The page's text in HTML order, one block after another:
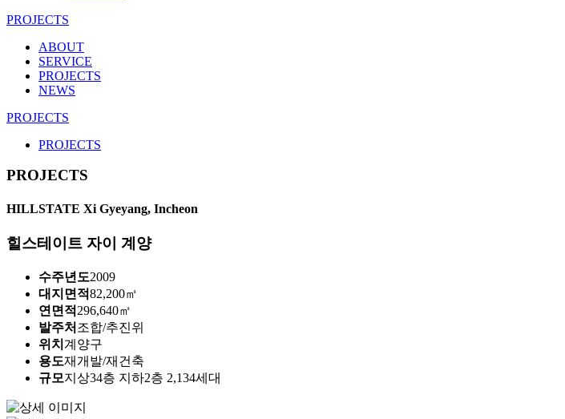
PROJECTS
ABOUT
SERVICE
PROJECTS
NEWS
PROJECTS
PROJECTS
PROJECTS
HILLSTATE Xi Gyeyang, Incheon
힐스테이트 자이 계양
수주년도2009
대지면적82,200㎡
연면적 296,640㎡
발주처 조합/추진위
위치 계양구
용도재개발/재건축
규모지상34층 지하2층 2,134세대